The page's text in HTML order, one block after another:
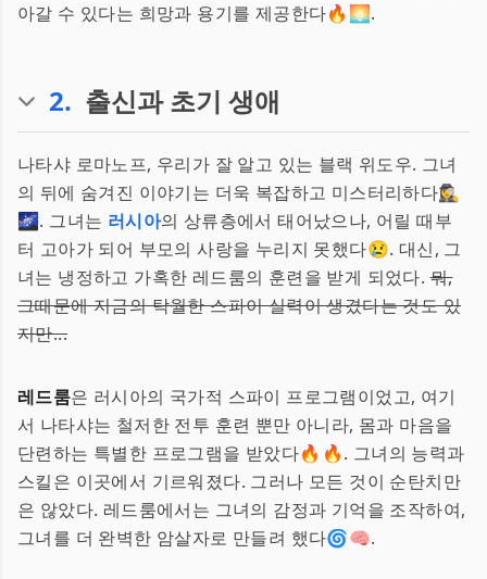
아갈 수 있다는 희망과 용기를 제공한다🔥🌅.
2. 출신과 초기 생애
나타샤 로마노프, 우리가 잘 알고 있는 블랙 위도우. 그녀
의 뒤에 숨겨진 이야기는 더욱 복잡하고 미스터리하다🕵️‍♀️
🌌. 그녀는 러시아의 상류층에서 태어났으나, 어릴 때부
터 고아가 되어 부모의 사랑을 누리지 못했다😢. 대신, 그
녀는 냉정하고 가혹한 레드룸의 훈련을 받게 되었다.뭐,
그때문에 지금의 탁월한 스파이 실력이 생겼다는 것도 있
지만...
레드룸은 러시아의 국가적 스파이 프로그램이었고, 여기
서 나타샤는 철저한 전투 훈련 뿐만 아니라, 몸과 마음을
단련하는 특별한 프로그램을 받았다🔥🔥. 그녀의 능력과
스킬은 이곳에서 기르워졌다. 그러나 모든 것이 순탄치만
은 않았다. 레드룸에서는 그녀의 감정과 기억을 조작하여,
그녀를 더 완벽한 암살자로 만들려 했다🌀🧠.